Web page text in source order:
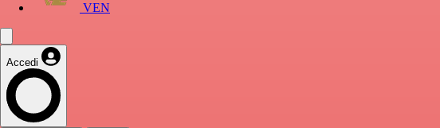
VEN
Accedi